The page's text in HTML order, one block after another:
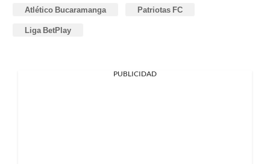
Atlético Bucaramanga Patriotas FC
Liga BetPlay
PUBLICIDAD